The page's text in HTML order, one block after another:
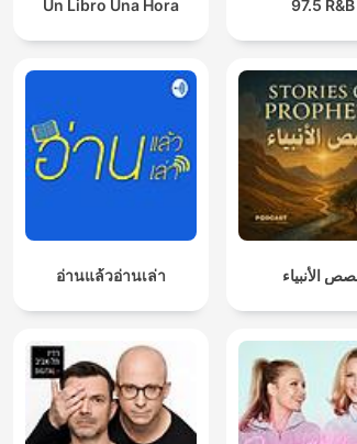
Un Libro Una Hora 97.5 R&B
อ่านแล้วอ่านเล่า الأنبياء